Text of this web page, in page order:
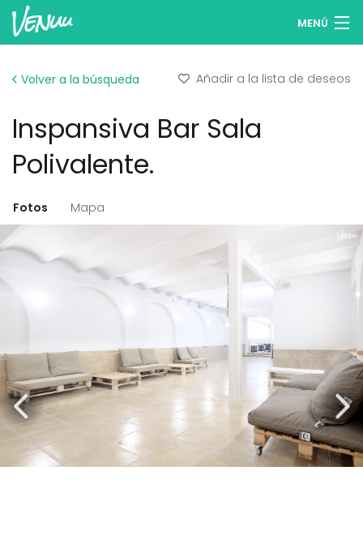
MENÚ
Iniciar sesión
Volver a la búsqueda Añadir a la lista de deseos
Inspansiva Bar Sala
Polivalente.
Fotos Mapa